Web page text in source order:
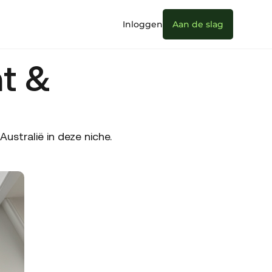
Inloggen Aan de slag
&
in deze niche.